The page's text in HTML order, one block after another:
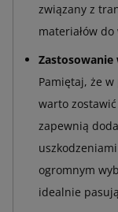
związany z
materiałów
Zastosowanie
Pamiętaj, że
warto
zapewnią
ogromnym
idealnie